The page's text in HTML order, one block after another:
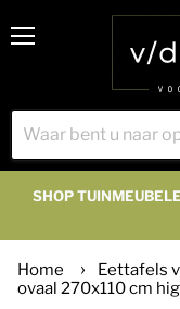
SHOP
Home Eettafels
ovaal 270x110 cm